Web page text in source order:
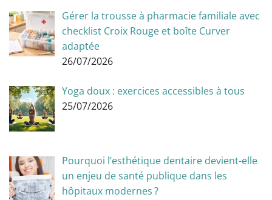
Gérer la trousse à pharmacie familiale avec
checklist Croix Rouge et boîte Curver
adaptée
26/07/2026
Yoga doux : exercices accessibles à tous
25/07/2026
Pourquoi l’esthétique dentaire devient-elle
un enjeu de santé publique dans les
hôpitaux modernes ?